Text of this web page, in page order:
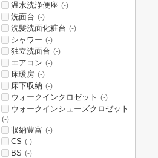
温水洗浄便座 (-)
洗面台 (-)
洗髪洗面化粧台 (-)
シャワー (-)
独立洗面台 (-)
エアコン (-)
床暖房 (-)
床下収納 (-)
ウォークインクロゼット (-)
ウォークインシューズクロゼット
(-)
収納豊富 (-)
CS (-)
BS (-)